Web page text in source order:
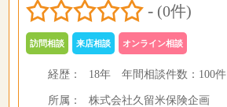
- (0件)
訪問相談 来店相談 オンライン相談
経歴： 18年年間相談件数： 100件
所属： 株式会社久留米保険企画